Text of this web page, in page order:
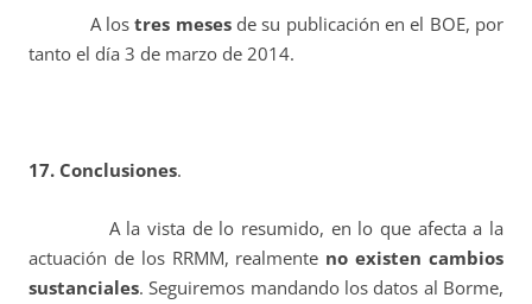
A lostres mesesde su publicación en el BOE, por
tanto el día 3 de marzo de 2014.
17. Conclusiones.
A la vista de lo resumido, en lo que afecta a la
actuación de los RRMM, realmente no existen cambios
sustanciales. Seguiremos mandando los datos al Borme,